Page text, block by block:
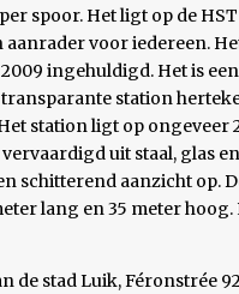
spoor. Het ligt op de
aanrader voor iedereen.
ingehuldigd. Het is
station
station ligt op ongeveer
uit staal, glas
aanzicht op.
lang en 35 meter
de stad Luik, Féronstrée